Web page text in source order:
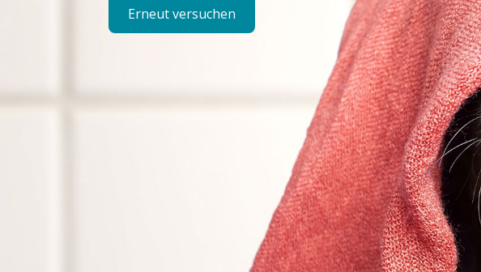
Erneut versuchen